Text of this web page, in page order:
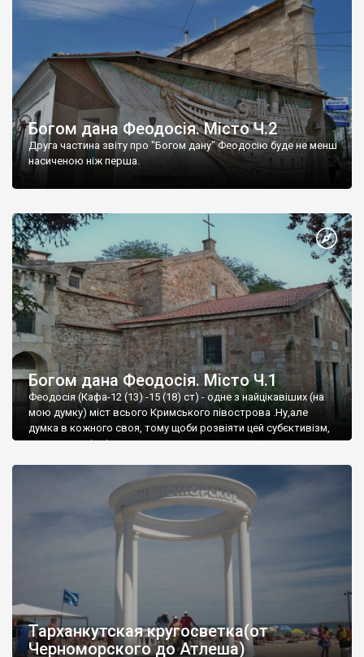
Богом дана Феодосія. Місто Ч.2
Друга частина звіту про "Богом дану" Феодосію буде не менш
насиченою ніж перша.
Богом дана Феодосія. Місто Ч.1
Феодосія (Кафа-12 (13) -15 (18) ст) - одне з найцікавіших (на
мою думку) міст всього Кримського півострова .Ну,але
думка в кожного своя, тому щоби розвіяти цей субєктивізм,
запрошую відвідати це
Тарханкутская кругосветка(от
Черноморского до Атлеша)